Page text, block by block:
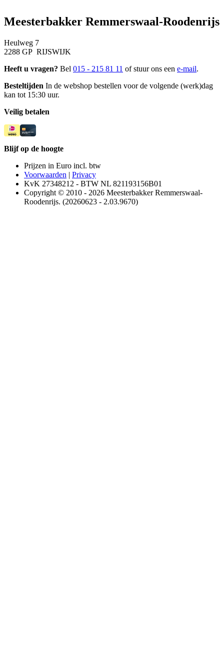
Meesterbakker Remmerswaal-Roodenrijs
Heulweg 7
2288 GP RIJSWIJK
Heeft u vragen? Bel 015 - 215 81 11 of stuur ons een e-mail.
Besteltijden In de webshop bestellen voor de volgende (werk)dag
kan tot 15:30 uur.
Veilig betalen
Blijf op de hoogte
Prijzen in Euro incl. btw
Voorwaarden | Privacy
KvK 27348212 - BTW NL 821193156B01
Copyright © 2010 - 2026 Meesterbakker Remmerswaal-
Roodenrijs. (20260623 - 2.03.9670)